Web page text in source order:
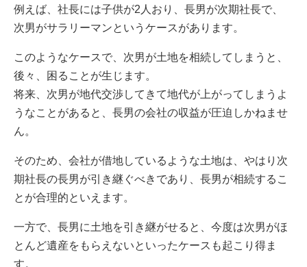
例えば、社長には子供が2人おり、長男が次期社長で、
次男がサラリーマンというケースがあります。
このようなケースで、次男が土地を相続してしまうと、
後々、困ることが生じます。
将来、次男が地代交渉してきて地代が上がってしまうよ
うなことがあると、長男の会社の収益が圧迫しかねませ
ん。
そのため、会社が借地しているような土地は、やはり次
期社長の長男が引き継ぐべきであり、長男が相続するこ
とが合理的といえます。
一方で、長男に土地を引き継がせると、今度は次男がほ
とんど遺産をもらえないといったケースも起こり得ま
す。